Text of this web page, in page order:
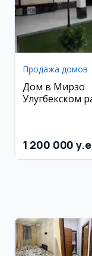
Продажа домов
Дом в Мирзо
Улугбекском
1 200 000 y.e